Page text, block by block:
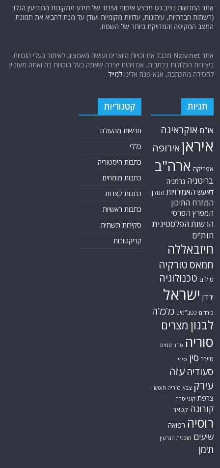
אתר החדשות נציב.נט מבצע איסוף ועיבוד של מידע ממקורות המודיעין הגלוי
(רשתות חברתיות, עיתונות, עדויות מקומיות ועוד) על מנת להביא את תמונת
המצב המקיפה והמדויקת ביותר של השטח.
אתר Nziv.net מכבד את זכויות היוצרים ועושה מאמצים לאיתור בעלי הזכויות
ביצירות הכלולות בכתבות. אם זיהית יצירה שאתה בעל הזכויות בה ואתה מעוניין
להסירה מהכתבה, אנא פנה אלינולמייל
תגיות
או"ם אוקראינה
איראן אירופה
אפריקה ארה"ב
בריטניה גרמניה
דאעש האמירויות הגולן
המזרח התיכון
המפרץ הפרסי
הרשות הפלסטינית
חות'ים
חיזבאללה
חמאס טורקיה
טילים טכנולוגיה
ירדן ישראל
כורדים כטב"מים כלכלה
לבנון מצרים
סוריה סחר סמים
סייבר סין סיני
סעודיה עזה
עירק צבא סוריה חופשי
צרפת קונייטרה
קורונה קטאר
רוסיה רפואה
שיעים תוכנית הגרעין
תימן
קטגוריות
חדשות מהעולם
כללי
כתבות היסטוריה
כתבות מומחים
כתבות קצרות
כתבות ראשיות
סקירות תשתית
קריקטורות